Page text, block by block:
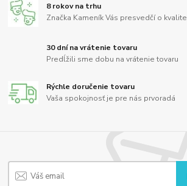
8 rokov na trhu
Značka Kameník Vás presvedčí o kvalite
30 dní na vrátenie tovaru
Predĺžili sme dobu na vrátenie tovaru
Rýchle doručenie tovaru
Vaša spokojnosť je pre nás prvoradá